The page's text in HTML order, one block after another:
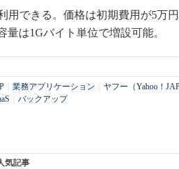
できる。価格は初期費用が5万
量は1Gバイト単位で増設可能。
業務アプリケーション ヤフー（Yahoo！
バックアップ
気記事